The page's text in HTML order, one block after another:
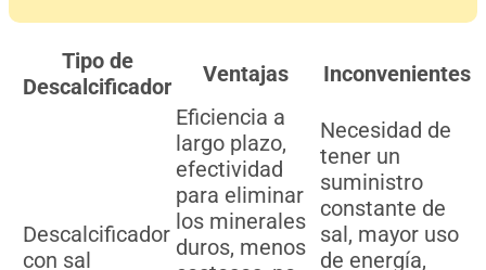
Tipo de
Descalcificador
Ventajas Inconvenientes
Descalcificador
con sal
Eficiencia a
largo plazo,
efectividad
para eliminar
los minerales
duros, menos
Necesidad de
tener un
suministro
constante de
sal, mayor uso
de energía,